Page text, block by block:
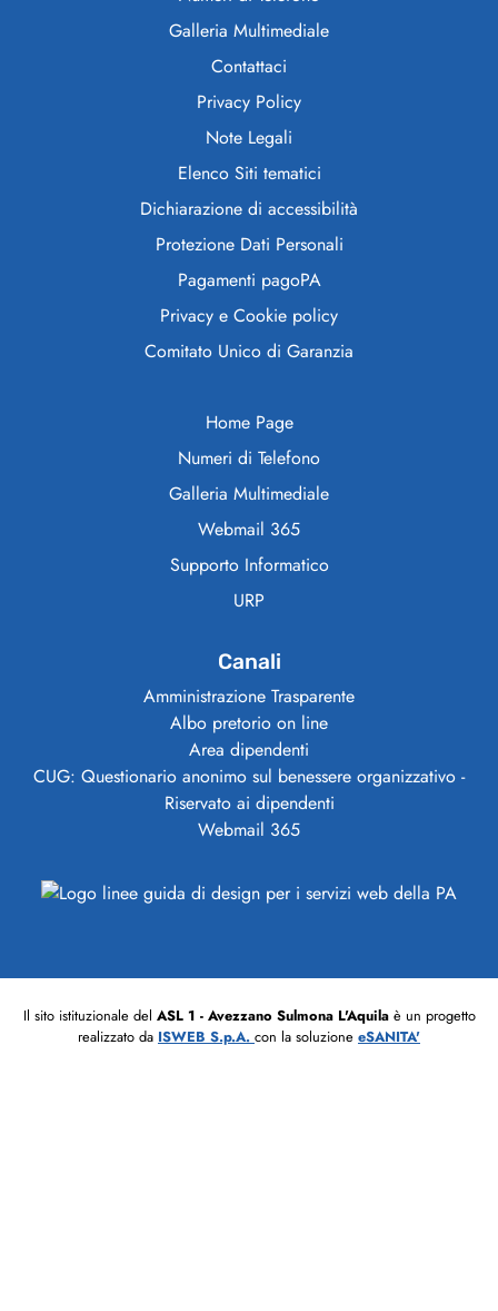
Galleria Multimediale
Contattaci
Privacy Policy
Note Legali
Elenco Siti tematici
Dichiarazione di accessibilità
Protezione Dati Personali
Pagamenti pagoPA
Privacy e Cookie policy
Comitato Unico di Garanzia
Home Page
Numeri di Telefono
Galleria Multimediale
Webmail 365
Supporto Informatico
URP
Canali
Amministrazione Trasparente
Albo pretorio on line
Area dipendenti
CUG: Questionario anonimo sul benessere organizzativo -
Riservato ai dipendenti
Webmail 365
Il sito istituzionale del ASL 1 - Avezzano Sulmona L'Aquilaè un progetto
realizzato da ISWEB S.p.A. con la soluzione eSANITA'